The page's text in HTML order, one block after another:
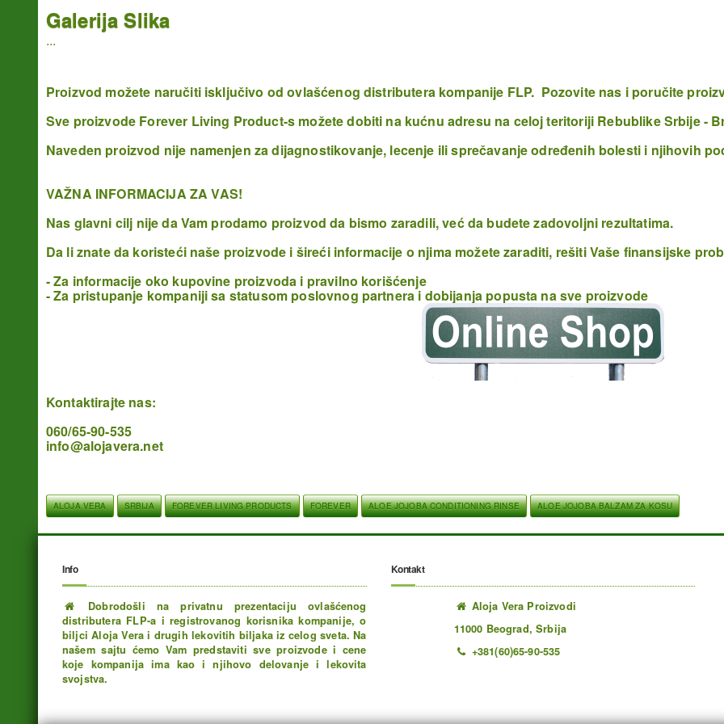
Galerija Slika
...
Proizvod možete naručiti isključivo od ovlašćenog distributera kompanije FLP. Pozovite nas i poručite
Sve proizvode Forever Living Product-s možete dobiti na kućnu adresu na celoj teritoriji Rebublike Srbije -
Naveden proizvod nije namenjen za dijagnostikovanje, lecenje ili sprečavanje određenih bolesti i njihovih
VAŽNA INFORMACIJA ZA VAS!
Nas glavni cilj nije da Vam prodamo proizvod da bismo zaradili, već da budete zadovoljni rezultatima.
Da li znate da koristeći naše proizvode i šireći informacije o njima možete zaraditi, rešiti Vaše finansijske
- Za informacije oko kupovine proizvoda i pravilno korišćenje
- Za pristupanje kompaniji sa statusom poslovnog partnera i dobijanja popusta na sve proizvode
Kontaktirajte nas:
060/65-90-535
info@alojavera.net
ALOJA VERA SRBIJA FOREVER LIVING PRODUCTS FOREVER ALOE JOJOBA CONDITIONING RINSE ALOE JOJOBA BALZAM ZA KOSU
Info
Dobrodošli na privatnu prezentaciju ovlašćenog
distributera FLP-a i registrovanog korisnika kompanije, o
biljci Aloja Vera i drugih lekovitih biljaka iz celog sveta. Na
našem sajtu ćemo Vam predstaviti sve proizvode i cene
koje kompanija ima kao i njihovo delovanje i lekovita
svojstva.
Kontakt
Aloja Vera Proizvodi
11000 Beograd, Srbija
+381(60)65-90-535